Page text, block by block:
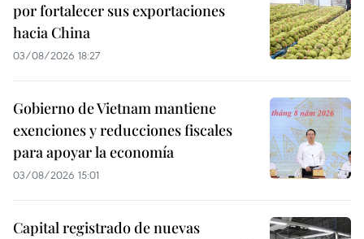
por fortalecer sus exportaciones
hacia China
03/08/2026 18:27
Gobierno de Vietnam mantiene
exenciones y reducciones fiscales
para apoyar la economía
03/08/2026 15:01
Capital registrado de nuevas